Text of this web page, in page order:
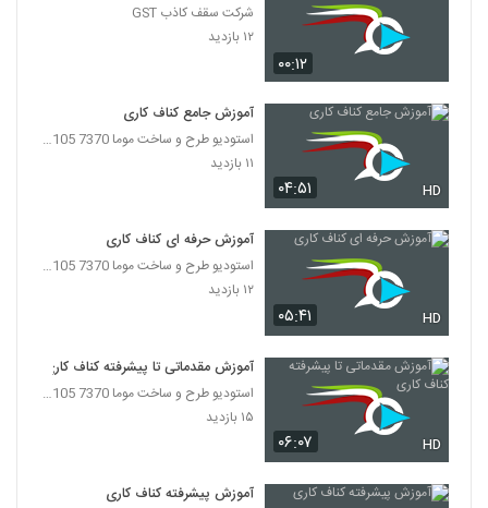
۰۰:۱۲
شرکت سقف کاذب GST
۱۲ بازدید
۰۴:۵۱ HD
آموزش جامع کناف کاری
استودیو طرح و ساخت موما 7370 7105-021
۱۱ بازدید
۰۵:۴۱ HD
آموزش حرفه ای کناف کاری
استودیو طرح و ساخت موما 7370 7105-021
۱۲ بازدید
۰۶:۰۷ HD
آموزش مقدماتی تا پیشرفته کناف کاری
استودیو طرح و ساخت موما 7370 7105-021
۱۵ بازدید
آموزش پیشرفته کناف کاری